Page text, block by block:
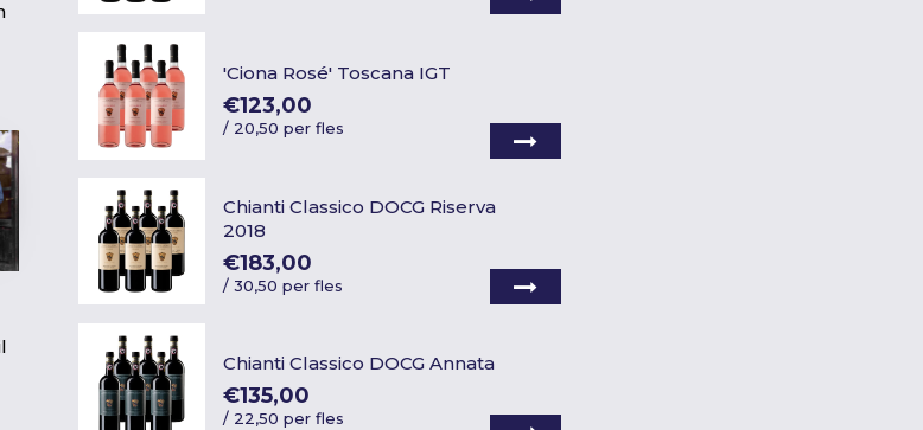
'Ciona Rosé' Toscana IGT
€123,00
/ 20,50 per fles
Chianti Classico DOCG Riserva
2018
€183,00
/30,50 per fles
Chianti Classico DOCG Annata
€135,00
/ 22,50 per fles